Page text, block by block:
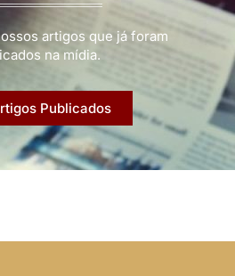
artigos que já foram
na mídia.
Publicados